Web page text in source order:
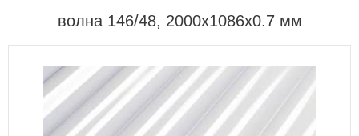
волна 146/48, 2000х1086x0.7 мм